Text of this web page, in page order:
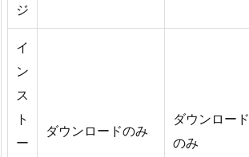
ジ
イ
ン
ス
ト
ー
ダウンロードのみ
ダウンロード
のみ